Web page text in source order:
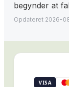
begynder at
Opdateret 2026-
VISA